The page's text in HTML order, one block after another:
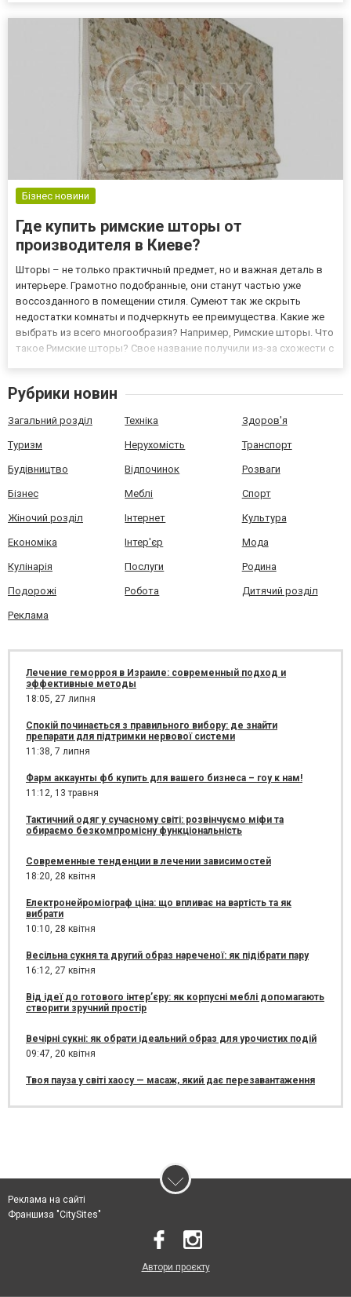
Бізнес новини
Где купить римские шторы от
производителя в Киеве?
Шторы – не только практичный предмет, но и важная деталь в
интерьере. Грамотно подобранные, они станут частью уже
воссозданного в помещении стиля. Сумеют так же скрыть
недостатки комнаты и подчеркнуть ее преимущества. Какие же
выбрать из всего многообразия? Например, Римские шторы. Что
такое Римские шторы? Свое название получили из-за схожести с
Рубрики новин
Загальний розділ Техніка Здоров'я
Туризм Нерухомість Транспорт
Будівництво Відпочинок Розваги
Бізнес Меблі Спорт
Жіночий розділ Інтернет Культура
Економіка Інтер'єр Мода
Кулінарія Послуги Родина
Подорожі Робота Дитячий розділ
Реклама
Лечение геморроя в Израиле: современный подход и
эффективные методы
18:05, 27 липня
Спокій починається з правильного вибору: де знайти
препарати для підтримки нервової системи
11:38, 7 липня
Фарм аккаунты фб купить для вашего бизнеса – гоу к нам!
11:12, 13 травня
Тактичний одяг у сучасному світі: розвінчуємо міфи та
обираємо безкомпромісну функціональність
Современные тенденции в лечении зависимостей
18:20, 28 квітня
Електронейроміограф ціна: що впливає на вартість та як
вибрати
10:10, 28 квітня
Весільна сукня та другий образ нареченої: як підібрати пару
16:12, 27 квітня
Від ідеї до готового інтер’єру: як корпусні меблі допомагають
створити зручний простір
Вечірні сукні: як обрати ідеальний образ для урочистих подій
09:47, 20 квітня
Твоя пауза у світі хаосу — масаж, який дає перезавантаження
Реклама на сайті
Франшиза "CitySites"
Автори проєкту